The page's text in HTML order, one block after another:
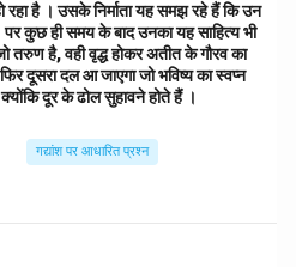
रहा है । उसके निर्माता यह समझ रहे हैं कि उन
पर कुछ ही समय के बाद उनका यह साहित्य भी
है, वही वृद्ध होकर अतीत के गौरव का
दूसरा दल आ जाएगा जो भविष्य का स्वप्न
दूर के ढोल सुहावने होते हैं ।
गद्यांश पर आधारित प्रश्न